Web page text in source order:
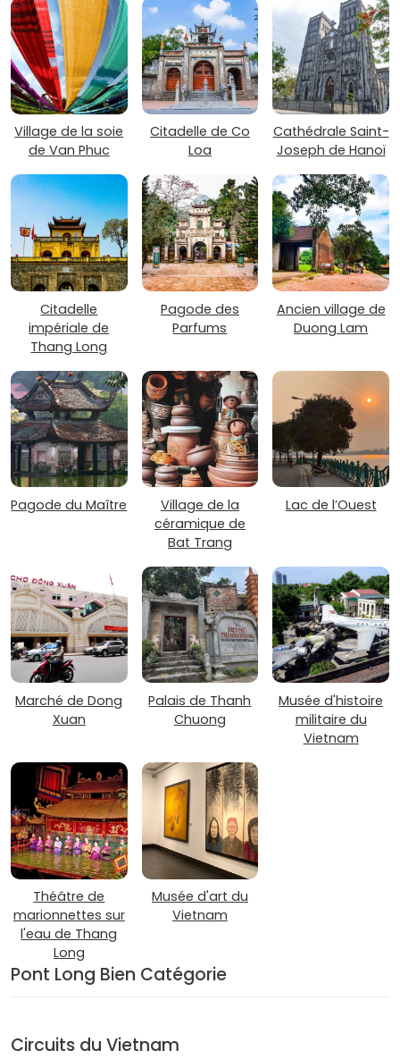
Village de la soie
de Van Phuc
Citadelle de Co
Loa
Cathédrale Saint-
Joseph de Hanoï
Citadelle
impériale de
Thang Long
Pagode des
Parfums
Ancien village de
Duong Lam
Pagode du Maître
Village de la
céramique de
Bat Trang
Lac de l’Ouest
Marché de Dong
Xuan
Palais de Thanh
Chuong
Musée d'histoire
militaire du
Vietnam
Théâtre de
marionnettes sur
l'eau de Thang
Long
Musée d'art du
Vietnam
Pont Long Bien Catégorie
Circuits du Vietnam